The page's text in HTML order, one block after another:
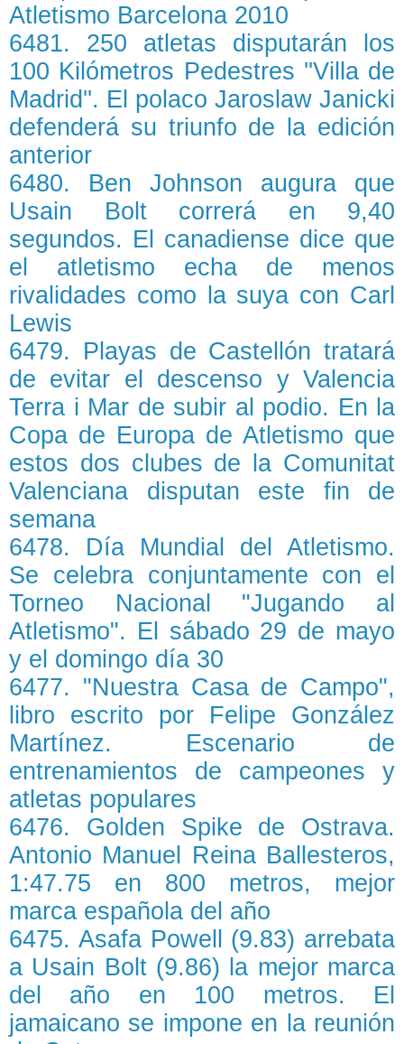
Atletismo Barcelona 2010
6481. 250 atletas disputarán los
100 Kilómetros Pedestres ''Villa de
Madrid''. El polaco Jaroslaw Janicki
defenderá su triunfo de la edición
anterior
6480. Ben Johnson augura que
Usain Bolt correrá en 9,40
segundos. El canadiense dice que
el atletismo echa de menos
rivalidades como la suya con Carl
Lewis
6479. Playas de Castellón tratará
de evitar el descenso y Valencia
Terra i Mar de subir al podio. En la
Copa de Europa de Atletismo que
estos dos clubes de la Comunitat
Valenciana disputan este fin de
semana
6478. Día Mundial del Atletismo.
Se celebra conjuntamente con el
Torneo Nacional "Jugando al
Atletismo". El sábado 29 de mayo
y el domingo día 30
6477. "Nuestra Casa de Campo",
libro escrito por Felipe González
Martínez. Escenario de
entrenamientos de campeones y
atletas populares
6476. Golden Spike de Ostrava.
Antonio Manuel Reina Ballesteros,
1:47.75 en 800 metros, mejor
marca española del año
6475. Asafa Powell (9.83) arrebata
a Usain Bolt (9.86) la mejor marca
del año en 100 metros. El
jamaicano se impone en la reunión